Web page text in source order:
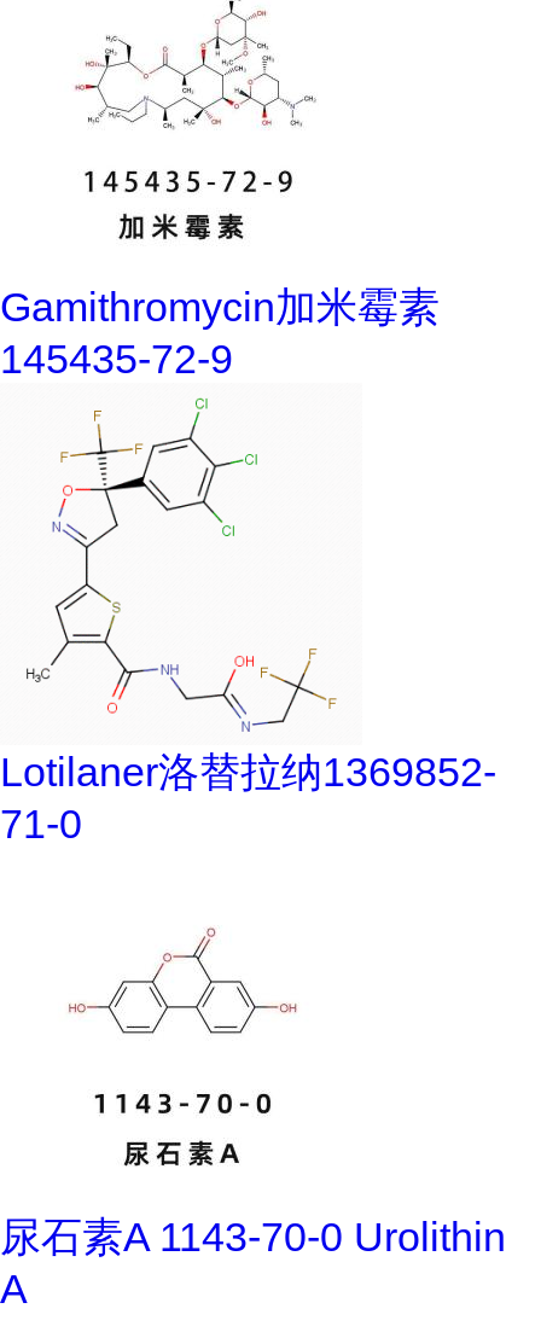
Gamithromycin加米霉素
145435-72-9
Lotilaner洛替拉纳1369852-
71-0
尿石素A 1143-70-0 Urolithin
A